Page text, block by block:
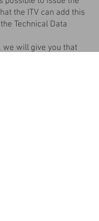
the ITV can add this
Technical Data
we will give you that